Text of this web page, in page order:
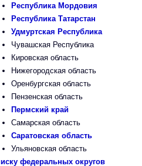
Республика Мордовия
Республика Татарстан
Удмуртская Республика
Чувашская Республика
Кировская область
Нижегородская область
Оренбургская область
Пензенская область
Пермский край
Самарская область
Саратовская область
Ульяновская область
федеральных округов